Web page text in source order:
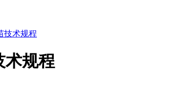
技术规程
术规程